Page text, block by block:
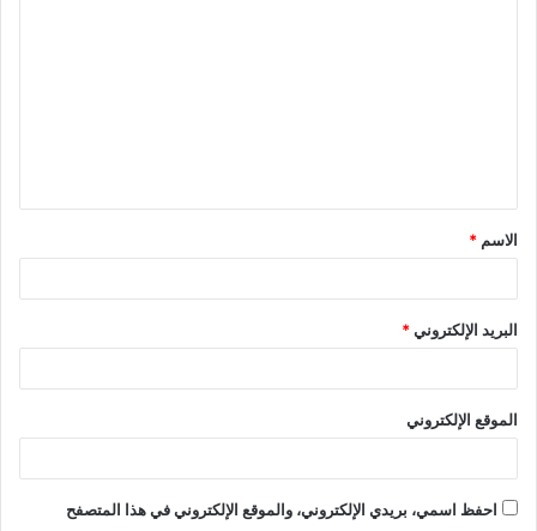
ق
*
الاسم *
البريد الإلكتروني*
الموقع الإلكتروني
احفظ اسمي، بريدي الإلكتروني، والموقع الإلكتروني في هذا المتصفح